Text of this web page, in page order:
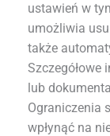
ustawień w
umożliwia
także
Szczegółowe
lub
Ograniczenia
wpłynąć na